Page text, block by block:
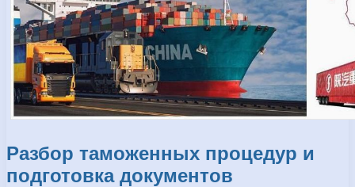
Разбор таможенных процедур и
подготовка документов